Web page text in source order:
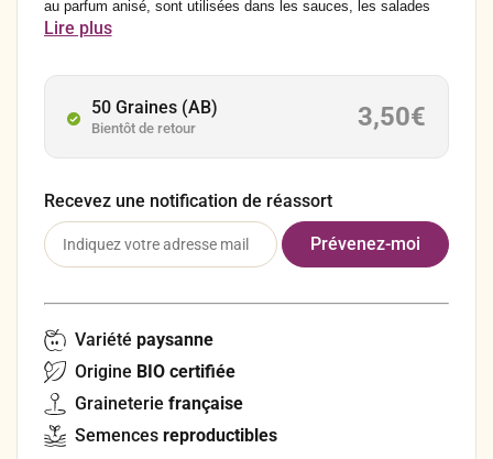
au parfum anisé, sont utilisées dans les sauces, les salades
ou en infusions.
Lire plus
50 Graines (AB)
Bientôt de retour 3,50€
Recevez une notification de réassort
Variété paysanne
Origine BIO certifiée
Graineterie française
Semences reproductibles